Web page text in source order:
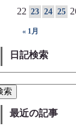
« 1月
22 23 24 25
日記検索
最近の記事